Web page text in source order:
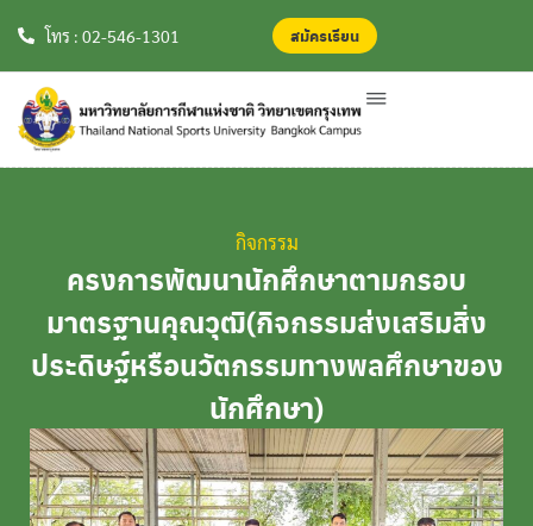
โทร : 02-546-1301 สมัครเรียน
กิจกรรม
ครงการพัฒนานักศึกษาตามกรอบ
มาตรฐานคุณวุฒิ(กิจกรรมส่งเสริมสิ่ง
ประดิษฐ์หรือนวัตกรรมทางพลศึกษาของ
นักศึกษา)